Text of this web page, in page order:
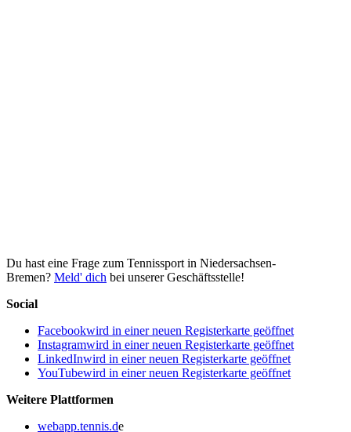
Du hast eine Frage zum Tennissport in Niedersachsen-
Bremen? Meld' dich bei unserer Geschäftsstelle!
Social
Facebookwird in einer neuen Registerkarte geöffnet
Instagramwird in einer neuen Registerkarte geöffnet
LinkedInwird in einer neuen Registerkarte geöffnet
YouTubewird in einer neuen Registerkarte geöffnet
Weitere Plattformen
webapp.tennis.de